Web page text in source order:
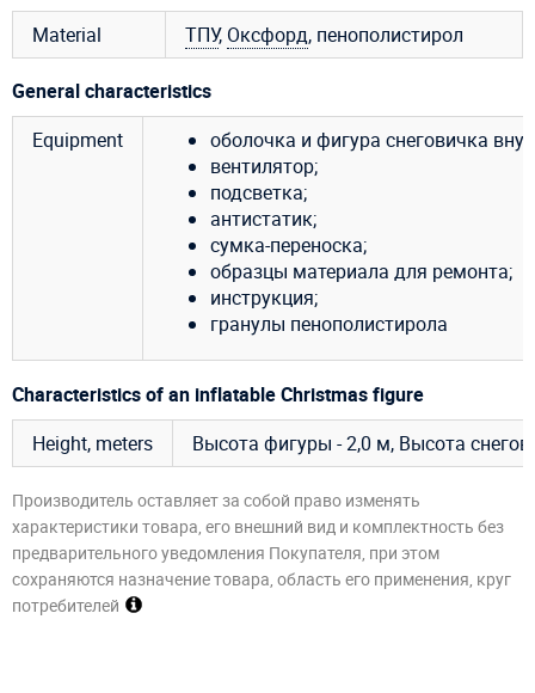
Material
ТПУ, Оксфорд, пенополистирол
General characteristics
Equipment
оболочка и фигура снеговичка
вентилятор;
подсветка;
антистатик;
сумка-переноска;
образцы материала для ремонта;
инструкция;
гранулы пенополистирола
Characteristics of an inflatable Christmas figure
Height, meters
Высота фигуры - 2,0 м, Высота
Производитель оставляет за собой право изменять
характеристики товара, его внешний вид и комплектность без
предварительного уведомления Покупателя, при этом
сохраняются назначение товара, область его применения, круг
потребителей